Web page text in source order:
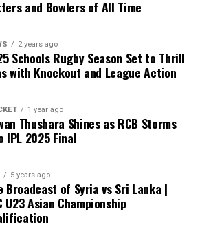
of fairness is fundamentally
and Bowlers of All Time
2 years ago
Schools Rugby Season Set to Thrill
with Knockout and League Action
1 year ago
Thushara Shines as RCB Storms
IPL 2025 Final
5 years ago
Broadcast of Syria vs Sri Lanka |
U23 Asian Championship